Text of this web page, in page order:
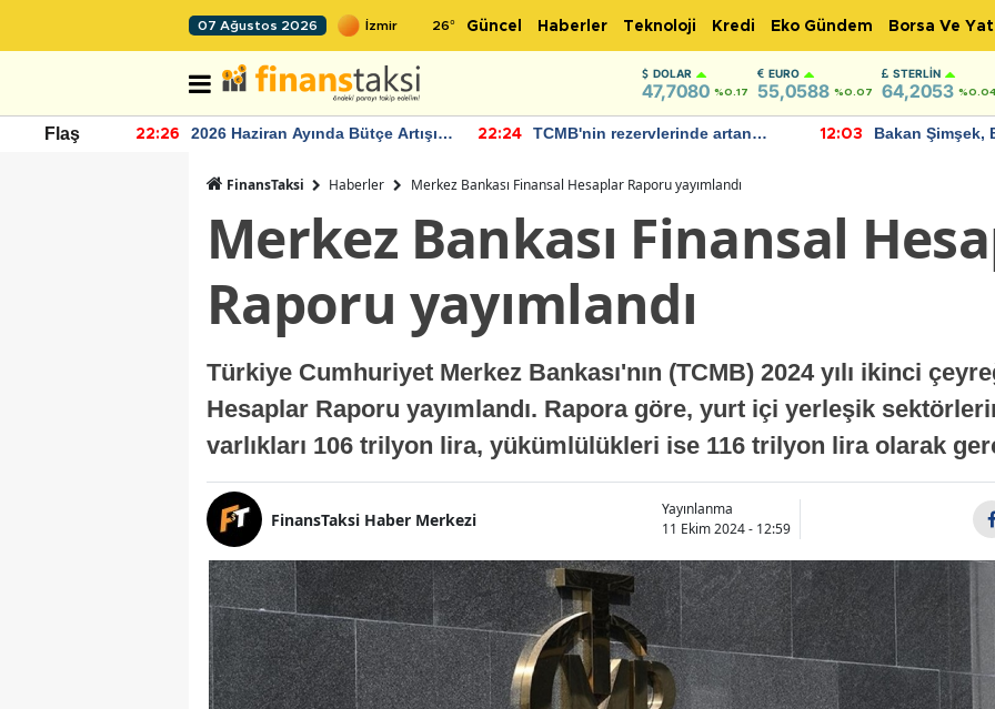
07 Ağustos 2026 26° Güncel Haberler Teknoloji Kredi Eko Gündem Borsa Ve
DOLAR
47,7080 %0.17
EURO
55,0588 %0.07
STERLIN
64,2053
Flaş 22:26
2026 Haziran Ayında Bütçe Artışı
22:24
TCMB'nin rezervlerinde artan
12:03
Bakan Şimşek,
FinansTaksi Haberler Merkez Bankası Finansal Hesaplar Raporu yayımlandı
Merkez Bankası Finansal
Raporu yayımlandı
Türkiye Cumhuriyet Merkez Bankası'nın (TCMB) 2024 yılı ikinci
Hesaplar Raporu yayımlandı. Rapora göre, yurt içi yerleşik
varlıkları 106 trilyon lira, yükümlülükleri ise 116 trilyon lira olarak
FinansTaksi Haber Merkezi
Yayınlanma
11 Ekim 2024 - 12:59